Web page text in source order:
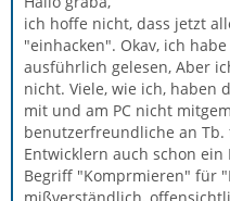
ich hoffe nicht, dass jetzt
"einhacken". Okav, ich
ausführlich gelesen, Aber
nicht. Viele, wie ich, haben
mit und am PC nicht
benutzerfreundliche an
Entwicklern auch schon
Begriff "Komprmieren" für